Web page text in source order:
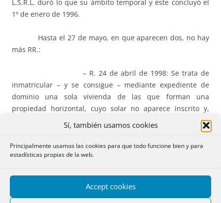
Sí, también usamos cookies
Principalmente usamos las cookies para que todo funcione bien y para
estadísticas propias de la web.
Accept cookies
L.S.R.L. duró lo que su ámbito temporal y éste concluyó el
1º de enero de 1996.
Hasta el 27 de mayo, en que aparecen dos, no hay
más RR.:
– R. 24 de abril de 1998: Se trata de
inmatricular – y se consigue – mediante expediente de
dominio una sola vivienda de las que forman una
propiedad horizontal, cuyo solar no aparece inscrito y,
supongo, aunque no queda claro, una cuota indivisa del
solar. Se parte de la posibilidad de inscribir una cuota
indivisa, después se alega que ello se refiere tanto a la
comunidad ordinaria como a la comunidad especial que
no constituye la propiedad horizontal, que ya lo estaba, y